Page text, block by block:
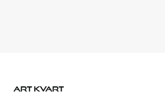
ART KVART